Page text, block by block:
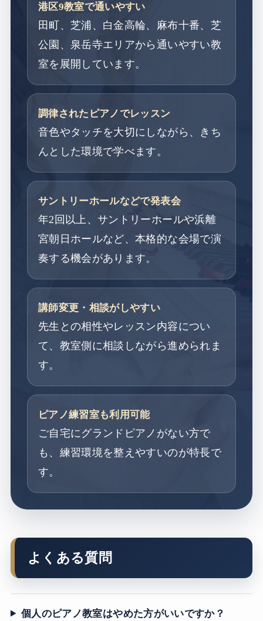
港区9教室で通いやすい
田町、芝浦、白金高輪、麻布十番、芝
公園、泉岳寺エリアから通いやすい教
室を展開しています。
調律されたピアノでレッスン
音色やタッチを大切にしながら、きち
んとした環境で学べます。
サントリーホールなどで発表会
年2回以上、サントリーホールや浜離
宮朝日ホールなど、本格的な会場で演
奏する機会があります。
講師変更・相談がしやすい
先生との相性やレッスン内容につい
て、教室側に相談しながら進められま
す。
ピアノ練習室も利用可能
ご自宅にグランドピアノがない方で
も、練習環境を整えやすいのが特長で
す。
よくある質問
個人のピアノ教室はやめた方がいいですか？